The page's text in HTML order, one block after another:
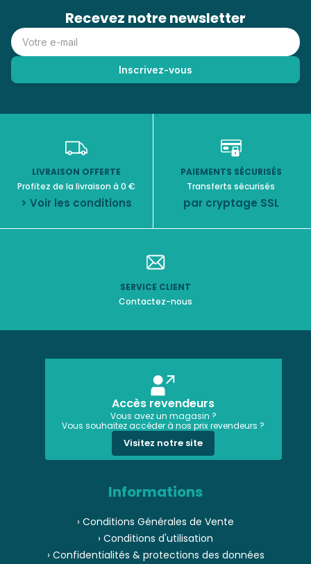
Recevez notre newsletter
LIVRAISON OFFERTE
Profitez de la livraison à 0 €
> Voir les conditions
PAIEMENTS SÉCURISÉS
Transferts sécurisés
par cryptage SSL
SERVICE CLIENT
Contactez-nous
Accès revendeurs
Vous avez un magasin ?
Vous souhaitez accéder à nos prix revendeurs ?
Visitez notre site
Informations
› Conditions Générales de Vente
› Conditions d'utilisation
› Confidentialités & protections des données